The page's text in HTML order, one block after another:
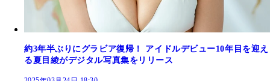
約3年半ぶりにグラビア復帰！ アイドルデビュー10年目を迎え
る夏目綾がデジタル写真集をリリース